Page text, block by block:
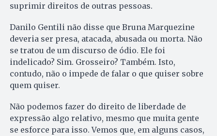
suprimir direitos de outras pessoas.
Danilo Gentili não disse que Bruna Marquezine
deveria ser presa, atacada, abusada ou morta. Não
se tratou de um discurso de ódio. Ele foi
indelicado? Sim. Grosseiro? Também. Isto,
contudo, não o impede de falar o que quiser sobre
quem quiser.
Não podemos fazer do direito de liberdade de
expressão algo relativo, mesmo que muita gente
se esforce para isso. Vemos que, em alguns casos,